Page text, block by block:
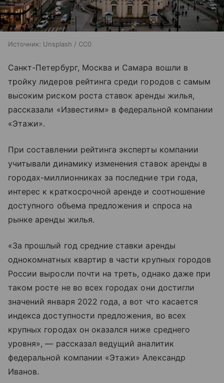
Источник: Unsplash / CC0
Санкт-Петербург, Москва и Самара вошли в
тройку лидеров рейтинга среди городов с самым
высоким риском роста ставок аренды жилья,
рассказали «Известиям» в федеральной компании
«Этажи».
При составлении рейтинга эксперты компании
учитывали динамику изменения ставок аренды в
городах-миллионниках за последние три года,
интерес к краткосрочной аренде и соотношение
доступного объема предложения и спроса на
рынке аренды жилья.
«За прошлый год средние ставки аренды
однокомнатных квартир в части крупных городов
России выросли почти на треть, однако даже при
таком росте не во всех городах они достигли
значений января 2022 года, а вот что касается
индекса доступности предложения, во всех
крупных городах он оказался ниже среднего
уровня», — рассказал ведущий аналитик
федеральной компании «Этажи» Александр
Иванов.